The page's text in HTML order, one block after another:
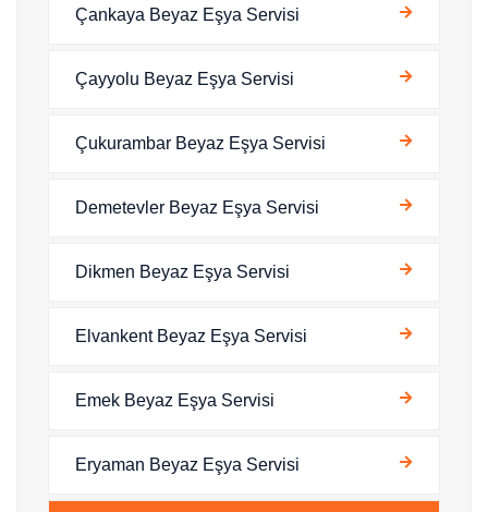
Çankaya Beyaz Eşya Servisi
Çayyolu Beyaz Eşya Servisi
Çukurambar Beyaz Eşya Servisi
Demetevler Beyaz Eşya Servisi
Dikmen Beyaz Eşya Servisi
Elvankent Beyaz Eşya Servisi
Emek Beyaz Eşya Servisi
Eryaman Beyaz Eşya Servisi